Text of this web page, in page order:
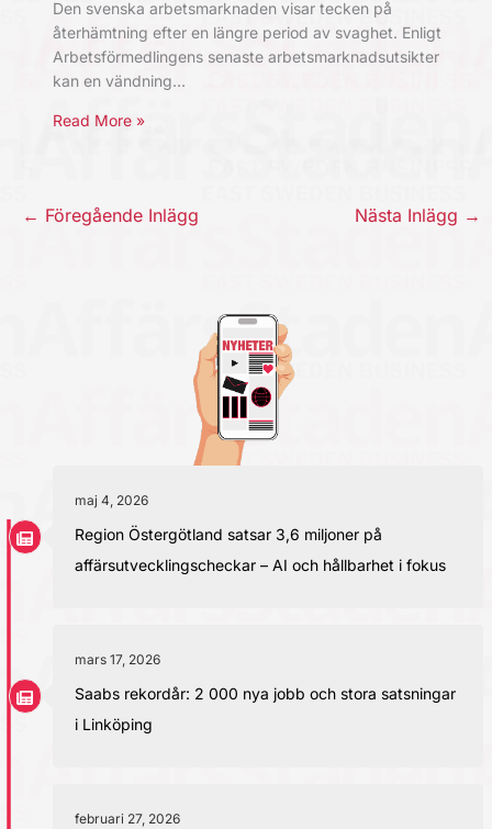
Den svenska arbetsmarknaden visar tecken på
återhämtning efter en längre period av svaghet. Enligt
Arbetsförmedlingens senaste arbetsmarknadsutsikter
kan en vändning…
Read More »
← Föregående Inlägg Nästa Inlägg →
maj 4, 2026
Region Östergötland satsar 3,6 miljoner på
affärsutvecklingscheckar – AI och hållbarhet i fokus
mars 17, 2026
Saabs rekordår: 2 000 nya jobb och stora satsningar
i Linköping
februari 27, 2026